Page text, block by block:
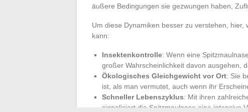
äußere Bedingungen sie gezwungen haben,
Um diese Dynamiken besser zu verstehen,
kann:
Insektenkontrolle: Wenn eine
großer Wahrscheinlichkeit davon ausgehen,
Ökologisches Gleichgewicht vor Ort: Sie
ist, als man vermutet, auch wenn ihr
Schneller Lebenszyklus: Mit ihren
signalisiert die Spitzmaulnase eine intensive